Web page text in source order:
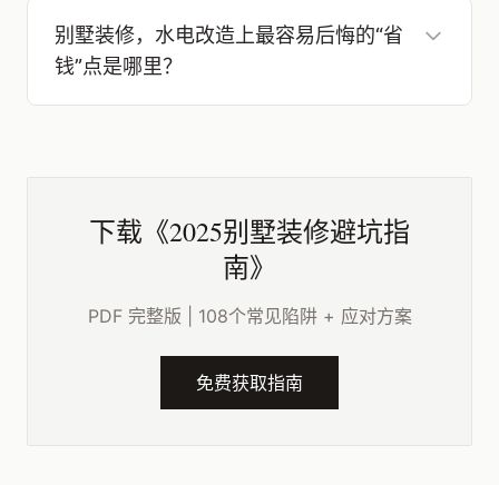
别墅装修，水电改造上最容易后悔的“省
钱”点是哪里？
下载《2025别墅装修避坑指
南》
PDF 完整版 | 108个常见陷阱 + 应对方案
免费获取指南